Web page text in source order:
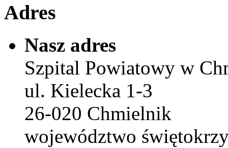
Adres
Nasz adres
Szpital Powiatowy w
ul. Kielecka 1-3
26-020 Chmielnik
województwo